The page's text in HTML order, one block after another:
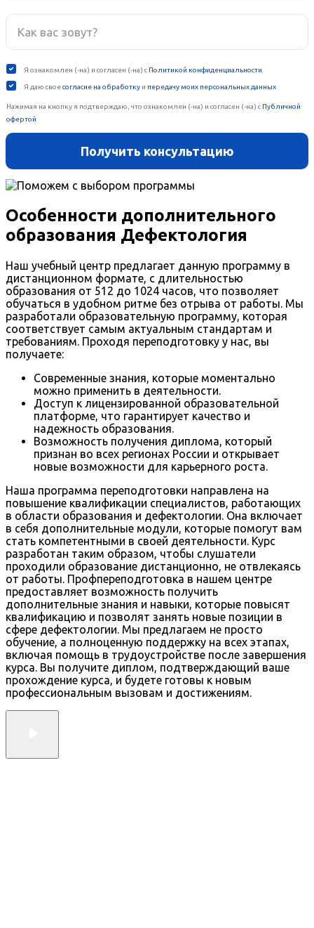
Особенности дополнительного
образования Дефектология
Наш учебный центр предлагает данную программу в
дистанционном формате, с длительностью
образования от 512 до 1024 часов, что позволяет
обучаться в удобном ритме без отрыва от работы. Мы
разработали образовательную программу, которая
соответствует самым актуальным стандартам и
требованиям. Проходя переподготовку у нас, вы
получаете:
Современные знания, которые моментально
можно применить в деятельности.
Доступ к лицензированной образовательной
платформе, что гарантирует качество и
надежность образования.
Возможность получения диплома, который
признан во всех регионах России и открывает
новые возможности для карьерного роста.
Наша программа переподготовки направлена на
повышение квалификации специалистов, работающих
в области образования и дефектологии. Она включает
в себя дополнительные модули, которые помогут вам
стать компетентными в своей деятельности. Курс
разработан таким образом, чтобы слушатели
проходили образование дистанционно, не отвлекаясь
от работы. Профпереподготовка в нашем центре
предоставляет возможность получить
дополнительные знания и навыки, которые повысят
квалификацию и позволят занять новые позиции в
сфере дефектологии. Мы предлагаем не просто
обучение, а полноценную поддержку на всех этапах,
включая помощь в трудоустройстве после завершения
курса. Вы получите диплом, подтверждающий ваше
прохождение курса, и будете готовы к новым
профессиональным вызовам и достижениям.